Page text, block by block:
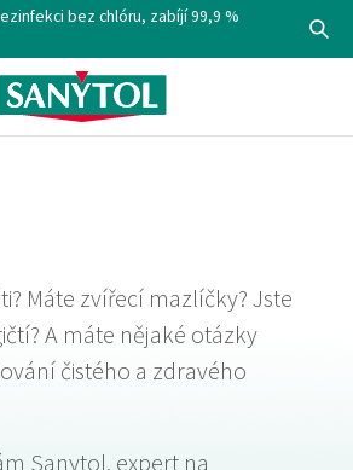
bez chlóru, zabíjí 99,9 %
Máte zvířecí mazlíčky? Jste
A máte nějaké otázky
čistého a zdravého
Sanytol, expert na